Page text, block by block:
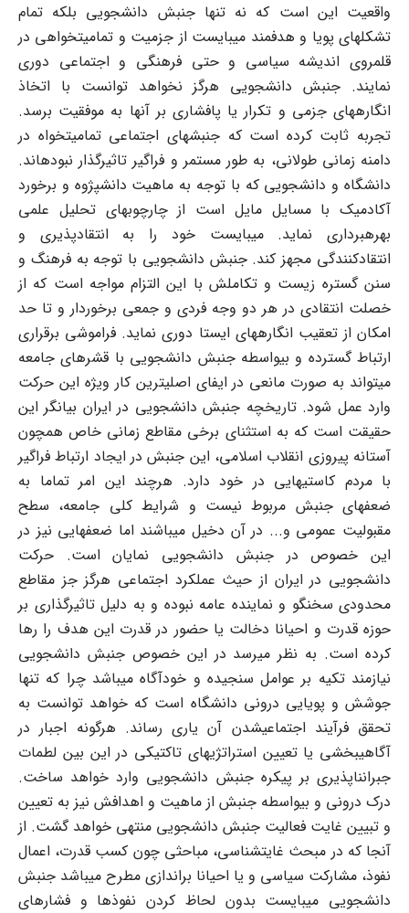
واقعیت این است که نه تنها جنبش دانشجویی بلکه تمام
تشکلهای پویا و هدفمند می‏بایست از جزمیت و تمامیت‏خواهی در
قلمروی اندیشه سیاسی و حتی فرهنگی و اجتماعی دوری
نمایند. جنبش دانشجویی هرگز نخواهد توانست با اتخاذ
انگاره‏های جزمی و تکرار یا پافشاری بر آنها به موفقیت برسد.
تجربه ثابت کرده است که جنبشهای اجتماعی تمامیت‏خواه در
دامنه زمانی طولانی، به طور مستمر و فراگیر تاثیرگذار نبوده‏اند.
دانشگاه و دانشجویی که با توجه به ماهیت دانش‏پژوه و برخورد
آکادمیک با مسایل مایل است از چارچوبهای تحلیل علمی
بهره‏برداری نماید. می‏بایست خود را به انتقادپذیری و
انتقادکنندگی مجهز کند. جنبش دانشجویی با توجه به فرهنگ و
سنن گستره زیست و تکاملش با این التزام مواجه است که از
خصلت انتقادی در هر دو وجه فردی و جمعی برخوردار و تا حد
امکان از تعقیب انگاره‏های ایستا دوری نماید. فراموشی برقراری
ارتباط گسترده و بی‏واسطه جنبش دانشجویی با قشرهای جامعه
می‏تواند به صورت مانعی در ایفای اصلی‏ترین کار ویژه این حرکت
وارد عمل شود. تاریخچه جنبش دانشجویی در ایران بیانگر این
حقیقت است که به استثنای برخی مقاطع زمانی خاص همچون
آستانه پیروزی انقلاب اسلامی، این جنبش در ایجاد ارتباط فراگیر
با مردم کاستیهایی در خود دارد. هرچند این امر تماما به
ضعفهای جنبش مربوط نیست و شرایط کلی جامعه، سطح
مقبولیت عمومی و... در آن دخیل می‎‏باشند اما ضعفهایی نیز در
این خصوص در جنبش دانشجویی نمایان است. حرکت
دانشجویی در ایران از حیث عملکرد اجتماعی هرگز جز مقاطع
محدودی سخنگو و نماینده عامه نبوده و به دلیل تاثیرگذاری بر
حوزه قدرت و احیانا دخالت یا حضور در قدرت این هدف را رها
کرده است. به نظر می‏رسد در این خصوص جنبش دانشجویی
نیازمند تکیه بر عوامل سنجیده و خودآگاه می‏باشد چرا که تنها
جوشش و پویایی درونی دانشگاه است که خواهد توانست به
تحقق فرآیند اجتماعی‏شدن آن یاری رساند. هرگونه اجبار در
آگاهی‎بخشی یا تعیین استراتژیهای تاکتیکی در این بین لطمات
جبران‏ناپذیری بر پیکره جنبش دانشجویی وارد خواهد ساخت.
درک درونی و بی‏واسطه جنبش از ماهیت و اهدافش نیز به تعیین
و تبیین غایت فعالیت جنبش دانشجویی منتهی خواهد گشت. از
آنجا که در مبحث غایت‏شناسی، مباحثی چون کسب قدرت، اعمال
نفوذ، مشارکت سیاسی و یا احیانا براندازی مطرح می‏باشد جنبش
دانشجویی می‏بایست بدون لحاظ کردن نفوذها و فشارهای